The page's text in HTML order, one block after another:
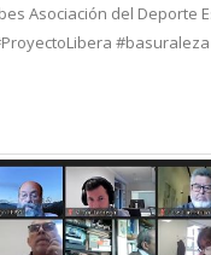
Asociación del Deporte
#basuraleza